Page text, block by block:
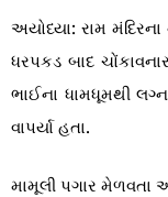
અયોધ્યા: રામ
ધરપકડ બાદ
ભાઈના ધામધૂમથી
વાપર્યા હતા.
મામૂલી પગાર મેળવતા